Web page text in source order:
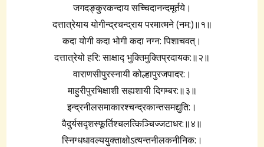
जगदङ्कुरकन्दाय सच्चिदानन्दमूर्तये।
दत्तात्रेयाय योगीन्द्रचन्द्राय परमात्मने (नम:)॥१॥
कदा योगी कदा भोगी कदा नग्न: पिशाचवत्।
दत्तात्रेयो हरि: साक्षाद्‍ भुक्तिमुक्तिप्रदायक:॥२॥
वाराणसीपुरस्नायी कोल्हापुरजपादर:।
माहुरीपुरभिक्षाशी सह्यशायी दिगम्बर:॥३॥
इन्द्रनीलसमाकारश्चन्द्रकान्तसमद्युति:।
वैदुर्यसदृशस्फूर्तिश्चलत्किञ्चिज्जटाधर:॥४॥
स्निग्धधावल्ययुक्ताक्षोऽत्यन्तनीलकनीनिक:।